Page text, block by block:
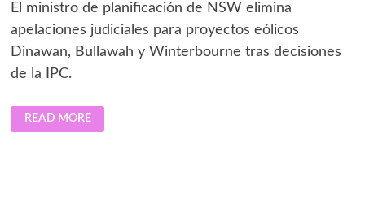
El ministro de planificación de NSW elimina
apelaciones judiciales para proyectos eólicos
Dinawan, Bullawah y Winterbourne tras decisiones
de la IPC.
NUEVA
GALES
DEL
READ MORE